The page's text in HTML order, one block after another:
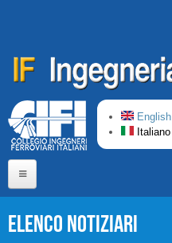
English
Italiano
Elenco Notiziari